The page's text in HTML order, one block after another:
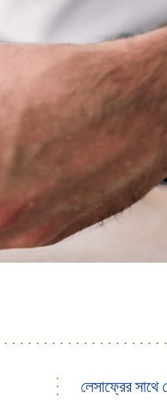
লেসাফ্রের